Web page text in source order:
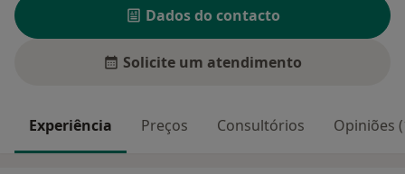
Dados do contacto
Solicite um atendimento
Experiência Preços Consultórios Opiniões